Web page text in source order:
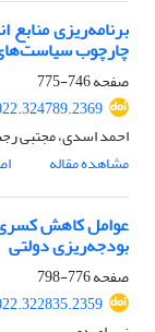
برنامه‌ریزی
چارچوب
صفحه746-775
احمد اسدی، مجتبی
مشاهده مقاله
عوامل کاهش
بودجه‌ریزی دولتی
صفحه776-798